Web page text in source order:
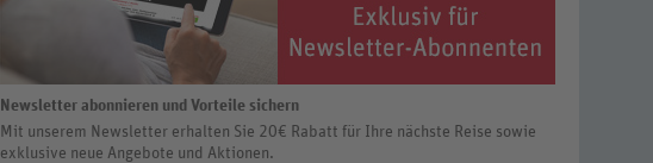
Newsletter abonnieren und Vorteile sichern
Mit unserem Newsletter erhalten Sie 20€ Rabatt für Ihre nächste Reise sowie
exklusive neue Angebote und Aktionen.